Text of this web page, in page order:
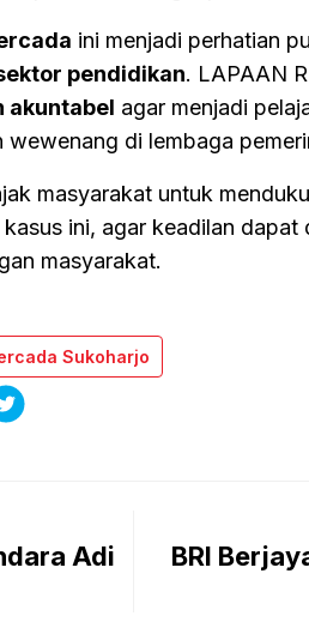
ini menjadi perhatian
pendidikan. LAPAAN
akuntabel agar menjadi
wewenang di lembaga
masyarakat untuk
ini, agar keadilan
masyarakat.
Sukoharjo
Adi
BRI